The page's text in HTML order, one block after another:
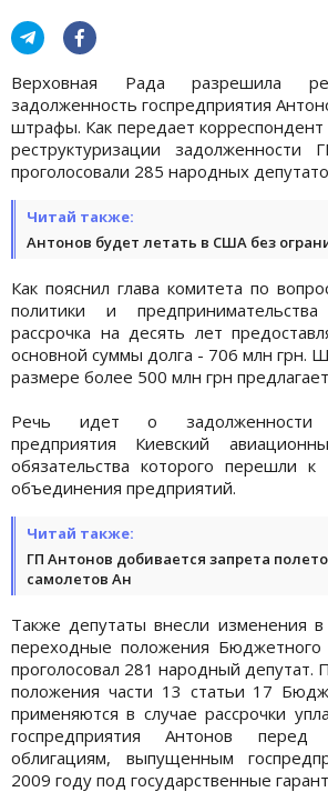
Верховная Рада разрешила
задолженность госпредприятия
штрафы. Как передает корреспондент
реструктуризации задолженности
проголосовали 285 народных
Читай также:
Антонов будет летать в США без
Как пояснил глава комитета по
политики и
рассрочка на десять лет
основной суммы долга - 706 млн грн.
размере более 500 млн грн
Речь идет о задолженности
предприятия Киевский
обязательства которого перешли
объединения предприятий.
Читай также:
ГП Антонов добивается запрета
самолетов Ан
Также депутаты внесли изменения
переходные положения Бюджетного
проголосовал 281 народный депутат.
положения части 13 статьи 17
применяются в случае рассрочки
госпредприятия Антонов перед
облигациям, выпущенным
2009 году под государственные